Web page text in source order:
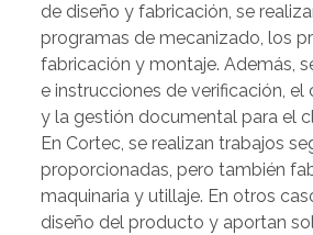
de diseño y fabricación, se
programas de mecanizado, los
fabricación y montaje. Además,
e instrucciones de verificación,
y la gestión documental para el
En Cortec, se realizan trabajos
proporcionadas, pero también
maquinaria y utillaje. En otros
diseño del producto y aportan